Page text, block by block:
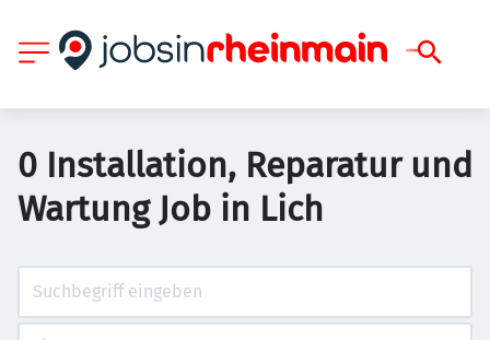
0 Installation, Reparatur und
Wartung Job in Lich